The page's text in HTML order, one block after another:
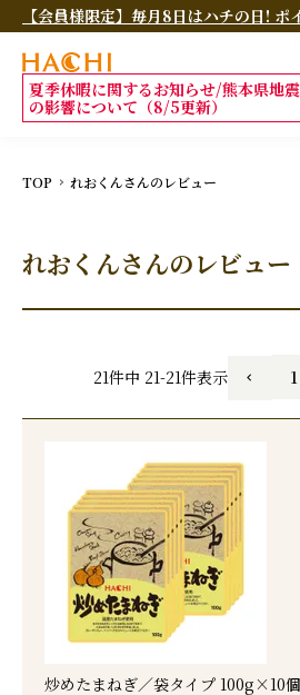
【会員様限定】毎月8日はハチの日! ポ
夏季休暇に関するお知らせ/熊本県地
の影響について（8/5更新）
TOP れおくんさんのレビュー
れおくんさんのレビュー
21件中 21-21件表示 1
炒めたまねぎ／袋タイプ 100g×10